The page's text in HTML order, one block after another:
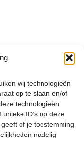
wij technologieën
op te slaan en/of
technologieën
ID’s op deze
of je toestemming
nadelig